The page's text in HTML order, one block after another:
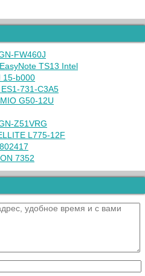
FW460J
TS13 Intel
15-b000
731-C3A5
G50-12U
Z51VRG
L775-12F
7352